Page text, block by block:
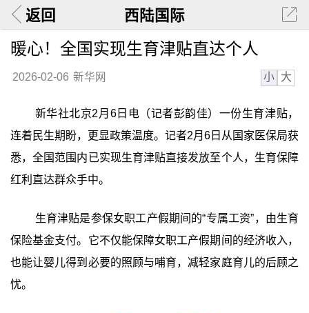
返回 西陆国际
暖心！全国实现生育津贴直达个人
2026-02-06 新华网 小 大
新华社北京2月6日电（记者彭韵佳）一份生育津贴，
连着民生期盼，更显政策温度。记者2月6日从国家医保局获
悉，全国范围内已实现生育津贴直接发放至个人，生育保障
红利直达群众手中。
生育津贴是参保女职工产假期间的“专属工资”，由生育
保险基金支付。它不仅能保障女职工产假期间的经济收入，
也能让婴儿得到必要的照顾与哺育，减轻家庭育儿的后顾之
忧。